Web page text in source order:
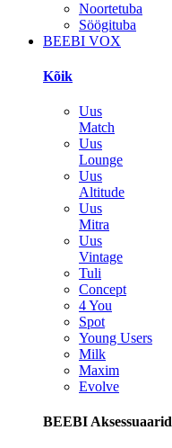
Noortetuba
Söögituba
BEEBI VOX
Kõik
Uus
Match
Uus
Lounge
Uus
Altitude
Uus
Mitra
Uus
Vintage
Tuli
Concept
4 You
Spot
Young Users
Milk
Maxim
Evolve
BEEBI Aksessuaarid